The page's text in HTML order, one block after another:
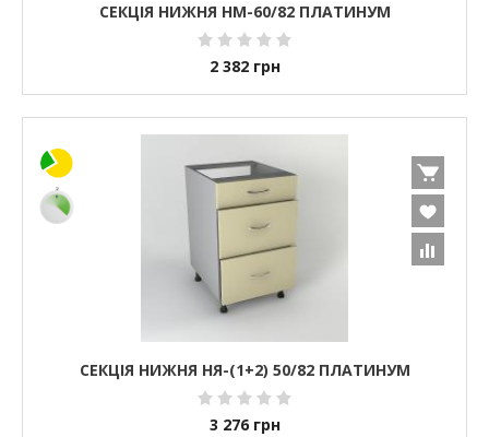
СЕКЦІЯ НИЖНЯ НМ-60/82 ПЛАТИНУМ
2 382 грн
СЕКЦІЯ НИЖНЯ НЯ-(1+2) 50/82 ПЛАТИНУМ
3 276 грн